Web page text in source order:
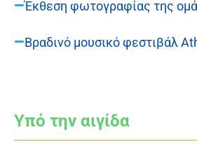
Έκθεση φωτογραφίας της
Βραδινό μουσικό φεστιβάλ
Υπό την αιγίδα